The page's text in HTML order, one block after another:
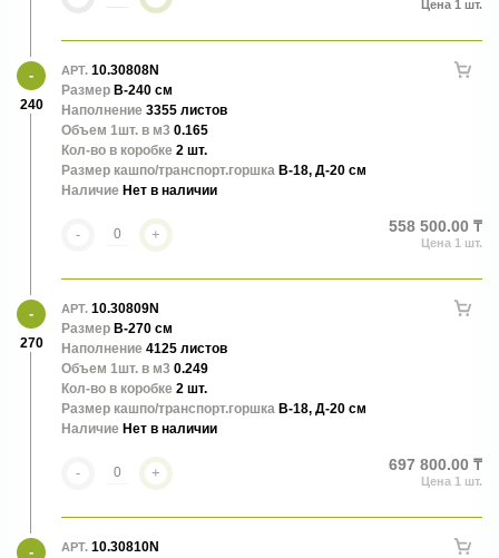
240
АРТ. 10.30808N
Размер В-240 см
Наполнение 3355 листов
Объем 1шт. в м3 0.165
Кол-во в коробке 2 шт.
Размер кашпо/транспорт.горшка В-18, Д-20 см
Наличие Нет в наличии
- + 558 500.00 ₸
270
АРТ. 10.30809N
Размер В-270 см
Наполнение 4125 листов
Объем 1шт. в м3 0.249
Кол-во в коробке 2 шт.
Размер кашпо/транспорт.горшка В-18, Д-20 см
Наличие Нет в наличии
- + 697 800.00 ₸
АРТ. 10.30810N